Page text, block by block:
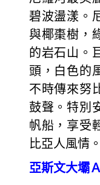
碧波盪漾。
與椰棗樹，
的岩石山。
頭，白色的
不時傳來努
鼓聲。特別
帆船，享受
比亞人風情。
亞斯文大壩